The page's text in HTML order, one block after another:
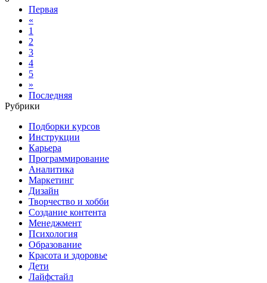
Первая
«
1
2
3
4
5
»
Последняя
Рубрики
Подборки курсов
Инструкции
Карьера
Программирование
Аналитика
Маркетинг
Дизайн
Творчество и хобби
Создание контента
Менеджмент
Психология
Образование
Красота и здоровье
Дети
Лайфстайл